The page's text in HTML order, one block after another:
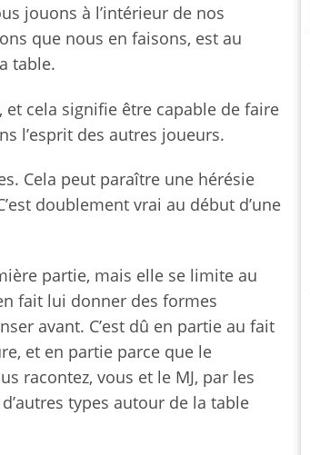
jouons à l’intérieur de nos
que nous en faisons, est au
table.
cela signifie être capable de faire
l’esprit des autres joueurs.
Cela peut paraître une hérésie
doublement vrai au début d’une
partie, mais elle se limite au
fait lui donner des formes
avant. C’est dû en partie au fait
et en partie parce que le
racontez, vous et le MJ, par les
types autour de la table